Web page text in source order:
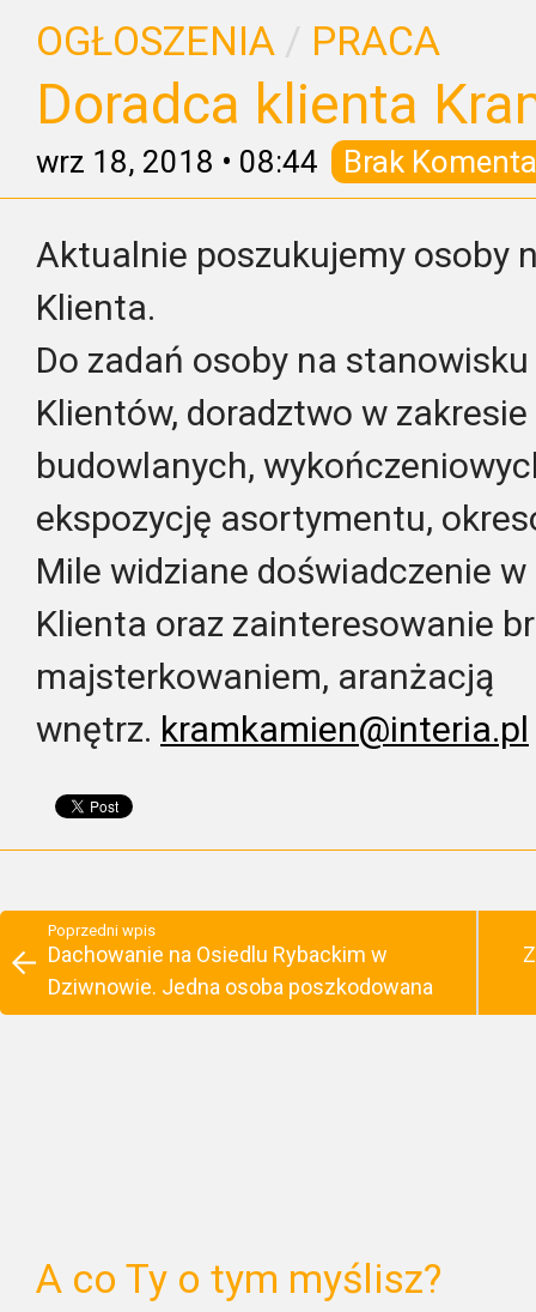
OGŁOSZENIA / PRACA
Doradca klienta
wrz 18, 2018 • 08:44 Brak
Aktualnie poszukujemy osoby
Klienta.
Do zadań osoby na
Klientów, doradztwo w
budowlanych,
ekspozycję asortymentu,
Mile widziane doświadczenie w
Klienta oraz zainteresowanie
majsterkowaniem, aranżacją
wnętrz. kramkamien@interia.pl
Poprzedni wpis
Dachowanie na Osiedlu Rybackim w
Dziwnowie. Jedna osoba poszkodowana
A co Ty o tym myślisz?